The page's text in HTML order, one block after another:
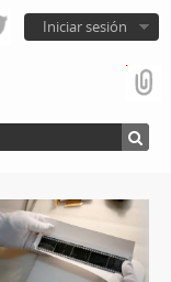
Iniciar sesión